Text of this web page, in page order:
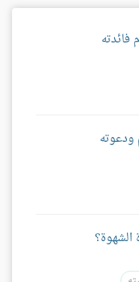
فائدته